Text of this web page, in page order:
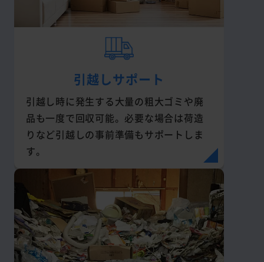
引越しサポート
引越し時に発生する大量の粗大ゴミや廃
品も一度で回収可能。必要な場合は荷造
りなど引越しの事前準備もサポートしま
す。